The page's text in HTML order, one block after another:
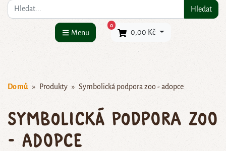
Co hledáte? Hledat
Menu
0×
0,00 Kč
Domů Produkty Symbolická podpora zoo - adopce
Symbolická podpora zoo
- adopce